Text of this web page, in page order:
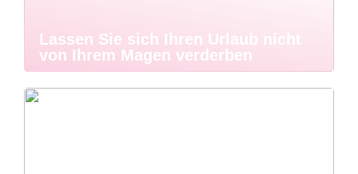
Lassen Sie sich Ihren Urlaub nicht
von Ihrem Magen verderben